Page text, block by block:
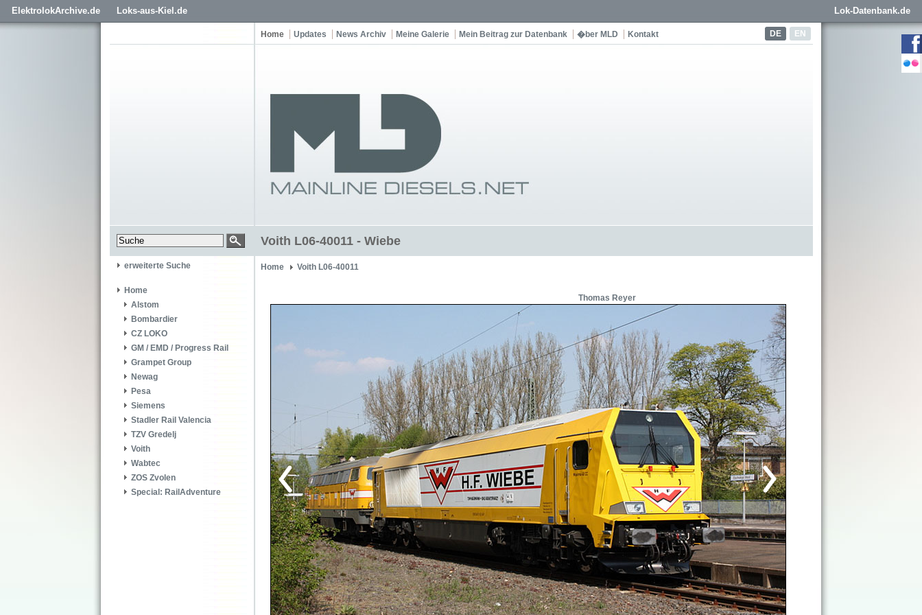
ElektrolokArchive.de Loks-aus-Kiel.de Lok-Datenbank.de
DE EN
Home Updates News Archiv Meine Galerie Mein Beitrag zur Datenbank �ber MLD Kontakt
Voith L06-40011 - Wiebe
erweiterte Suche
Home
Alstom
Bombardier
CZ LOKO
GM / EMD / Progress Rail
Grampet Group
Newag
Pesa
Siemens
Stadler Rail Valencia
TZV Gredelj
Voith
Wabtec
ZOS Zvolen
Special: RailAdventure
Home Voith L06-40011
Thomas Reyer